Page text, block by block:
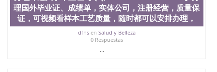
信息，给出操作方案； 2、补充毕业证成绩单等相关
材料； 3、留服注册申请账号，付定金； 4、预约递
交时间，公司人员陪同客户本人一起去留服递交材
料； 5、等待结果，完成结果书留服直接邮寄给客户
6、客户确认收到结果，付余款。 我们对海外大学及
学院的毕业证成绩单所使用的材料，尺寸大小，防伪
理国外毕业证、成绩单，实体公司，注册经营，质量保
证，可视频看样本工艺质量，随时都可以安排办理，
dfnsen Salud y Belleza
0 Respuestas
...